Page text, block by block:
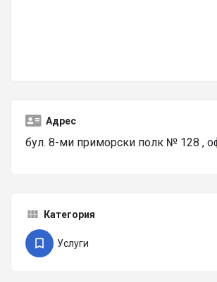
Адрес
бул. 8-ми приморски полк № 128 ,
Категория
Услуги